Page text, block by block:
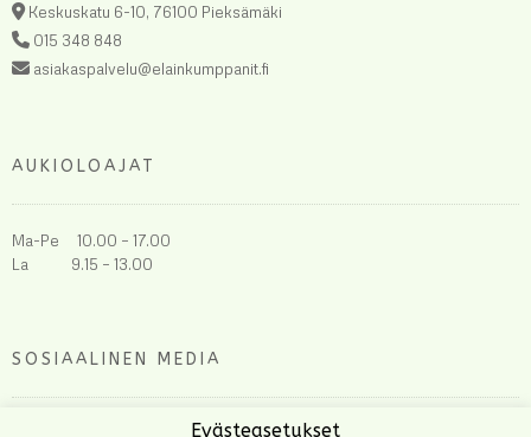
Keskuskatu 6-10, 76100 Pieksämäki
015 348 848
asiakaspalvelu@elainkumppanit.fi
AUKIOLOAJAT
Ma-Pe 10.00 – 17.00
La 9.15 – 13.00
SOSIAALINEN MEDIA
Evästeasetukset